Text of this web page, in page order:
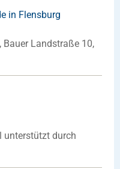
in Flensburg
Bauer Landstraße 10,
unterstützt durch